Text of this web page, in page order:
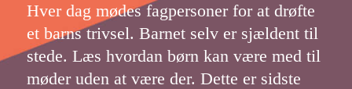
Hver dag mødes fagpersoner for at drøfte
et barns trivsel. Barnet selv er sjældent til
stede. Læs hvordan børn kan være med til
møder uden at være der. Dette er sidste